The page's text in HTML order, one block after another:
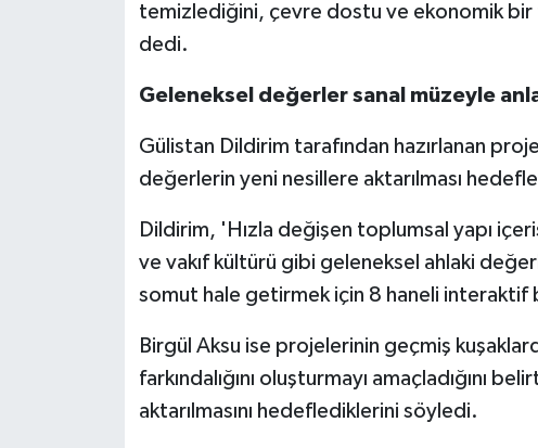
temizlediğini, çevre dostu ve ekonomik
dedi.
Geleneksel değerler sanal müzeyle
Gülistan Dildirim tarafından hazırlanan
değerlerin yeni nesillere aktarılması
Dildirim, 'Hızla değişen toplumsal yapı
ve vakıf kültürü gibi geleneksel ahlaki
somut hale getirmek için 8 haneli
Birgül Aksu ise projelerinin geçmiş
farkındalığını oluşturmayı amaçladığını
aktarılmasını hedeflediklerini söyledi.